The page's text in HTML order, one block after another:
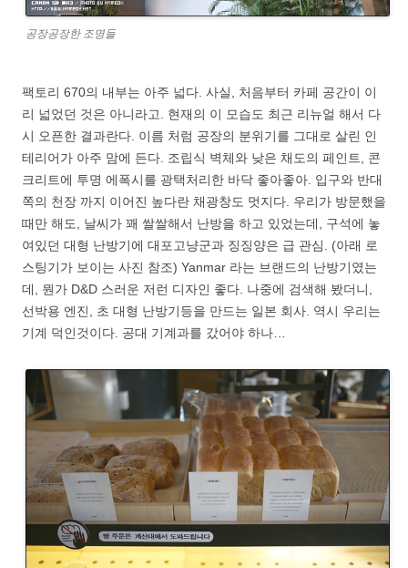
공장공장한 조명들
팩토리 670의 내부는 아주 넓다. 사실, 처음부터 카페 공간이 이
리 넓었던 것은 아니라고. 현재의 이 모습도 최근 리뉴얼 해서 다
시 오픈한 결과란다. 이름 처럼 공장의 분위기를 그대로 살린 인
테리어가 아주 맘에 든다. 조립식 벽체와 낮은 채도의 페인트, 콘
크리트에 투명 에폭시를 광택처리한 바닥 좋아좋아. 입구와 반대
쪽의 천장 까지 이어진 높다란 채광창도 멋지다. 우리가 방문했을
때만 해도, 날씨가 꽤 쌀쌀해서 난방을 하고 있었는데, 구석에 놓
여있던 대형 난방기에 대포고냥군과 징징양은 급 관심. (아래 로
스팅기가 보이는 사진 참조) Yanmar 라는 브랜드의 난방기였는
데, 뭔가 D&D 스러운 저런 디자인 좋다. 나중에 검색해 봤더니,
선박용 엔진, 초 대형 난방기등을 만드는 일본 회사. 역시 우리는
기계 덕인것이다. 공대 기계과를 갔어야 하나…